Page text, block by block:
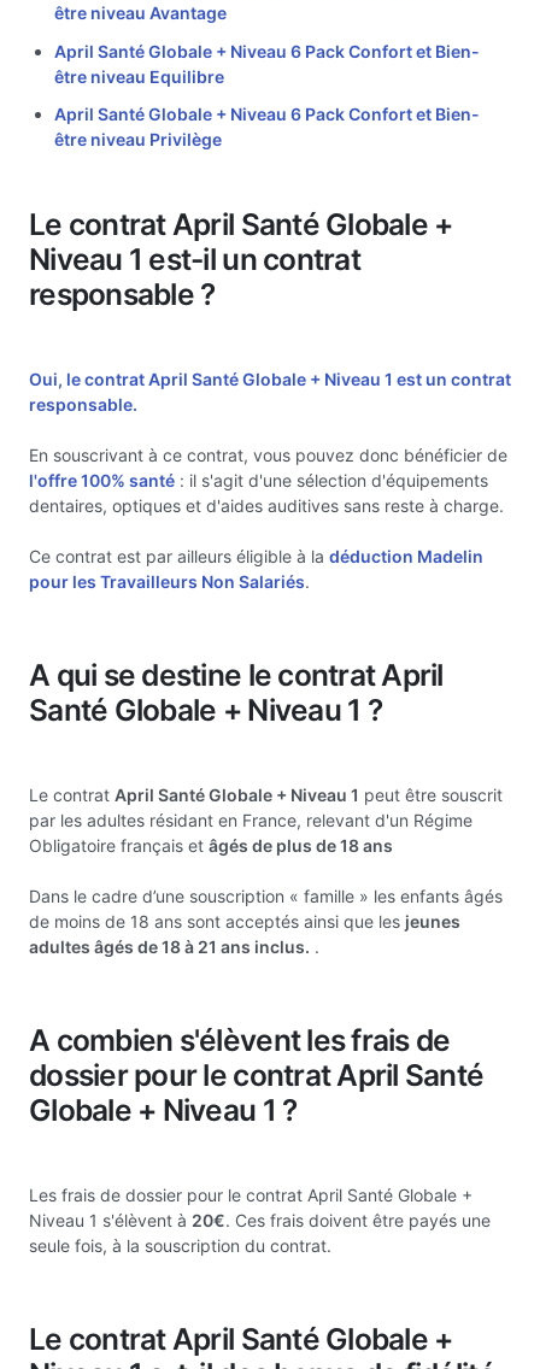
être niveau Avantage
April Santé Globale + Niveau 6 Pack Confort et Bien-
être niveau Equilibre
April Santé Globale + Niveau 6 Pack Confort et Bien-
être niveau Privilège
Le contrat April Santé Globale +
Niveau 1 est-il un contrat
responsable ?
Oui, le contrat April Santé Globale + Niveau 1 est un contrat
responsable.
En souscrivant à ce contrat, vous pouvez donc bénéficier de
l'offre 100% santé : il s'agit d'une sélection d'équipements
dentaires, optiques et d'aides auditives sans reste à charge.
Ce contrat est par ailleurs éligible à la déduction Madelin
pour les Travailleurs Non Salariés.
A qui se destine le contrat April
Santé Globale + Niveau 1 ?
Le contrat April Santé Globale + Niveau 1 peut être souscrit
par les adultes résidant en France, relevant d'un Régime
Obligatoire français et âgés de plus de 18 ans
Dans le cadre d’une souscription « famille » les enfants âgés
de moins de 18 ans sont acceptés ainsi que les jeunes
adultes âgés de 18 à 21 ans inclus. .
A combien s'élèvent les frais de
dossier pour le contrat April Santé
Globale + Niveau 1 ?
Les frais de dossier pour le contrat April Santé Globale +
Niveau 1 s'élèvent à 20€. Ces frais doivent être payés une
seule fois, à la souscription du contrat.
Le contrat April Santé Globale +